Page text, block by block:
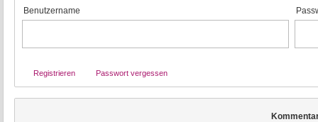
Benutzername
Registrieren Passwort vergessen